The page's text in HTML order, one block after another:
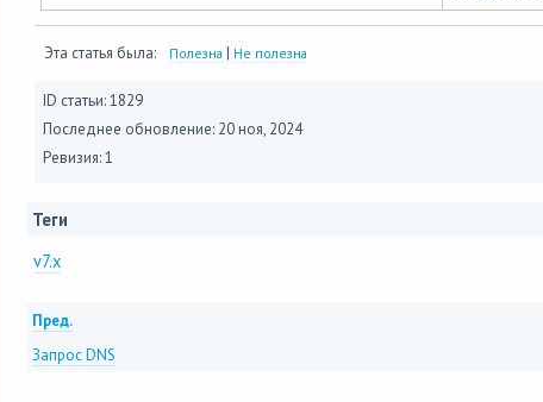
Эта статья была: Полезна | Не полезна
ID статьи: 1829
Последнее обновление: 20 ноя, 2024
Ревизия: 1
Теги
v7.x
Пред.
Запрос DNS